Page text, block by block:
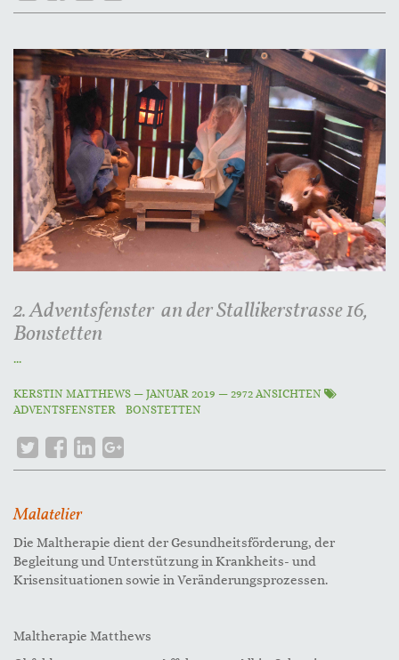
2. Adventsfenster an der Stallikerstrasse 16,
Bonstetten
...
KERSTIN MATTHEWS — JANUAR 2019 — 2972 ANSICHTEN
ADVENTSFENSTER
BONSTETTEN
Malatelier
Die Maltherapie dient der Gesundheitsförderung, der
Begleitung und Unterstützung in Krankheits- und
Krisensituationen sowie in Veränderungsprozessen.
Maltherapie Matthews